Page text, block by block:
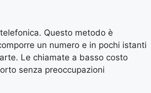
Questo metodo è
un numero e in pochi istanti
Le chiamate a basso costo
senza preoccupazioni